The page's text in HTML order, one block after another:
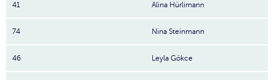
41 Alina Hürlimann
74 Nina Steinmann
46 Leyla Gökce